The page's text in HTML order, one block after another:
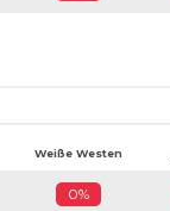
Weiße Westen
0%